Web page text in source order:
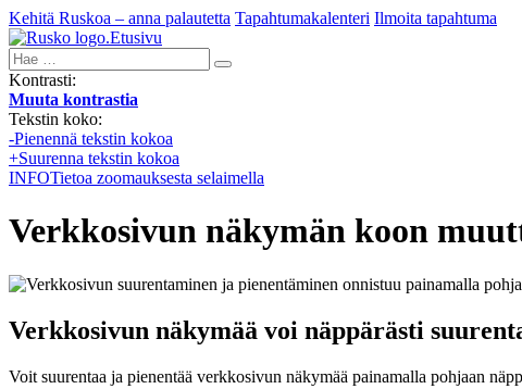
Kehitä Ruskoa – anna palautetta Tapahtumakalenteri Ilmoita tapahtuma
Etusivu
Hae:
Kontrasti:
Muuta kontrastia
Tekstin koko:
-Pienennä tekstin kokoa
+Suurenna tekstin kokoa
INFOTietoa zoomauksesta selaimella
Verkkosivun näkymän koon
Verkkosivun näkymää voi näppärästi
Voit suurentaa ja pienentää verkkosivun näkymää painamalla pohjaan